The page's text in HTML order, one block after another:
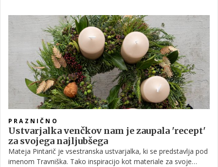
elegantne, prav takšen je tudi njen dom, ki tako vsako leto ob
tem času zaživi v čudovitem prazničnem vzdušju.
PRAZNIČNO
Ustvarjalka venčkov nam je zaupala 'recept'
za svojega najljubšega
Mateja Pintarič je vsestranska ustvarjalka, ki se predstavlja pod
imenom Travniška. Tako inspiracijo kot materiale za svoje